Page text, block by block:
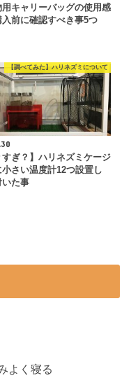
用キャリーバッグの使用感
入前に確認すべき事5つ
【調べてみた】ハリネズミについて
すぎ？】ハリネズミケージ
さい温度計12つ設置し
いた事
よく寝る